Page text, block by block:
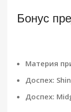
Бонус
Материя
Доспех:
Доспех: